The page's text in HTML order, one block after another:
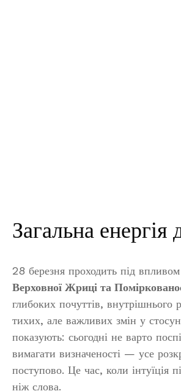
Загальна енергія
28 березня проходить під впливом
Верховної Жриці та
глибоких почуттів, внутрішнього
тихих, але важливих змін у
показують: сьогодні не варто
вимагати визначеності — усе
поступово. Це час, коли інтуїція
ніж слова.